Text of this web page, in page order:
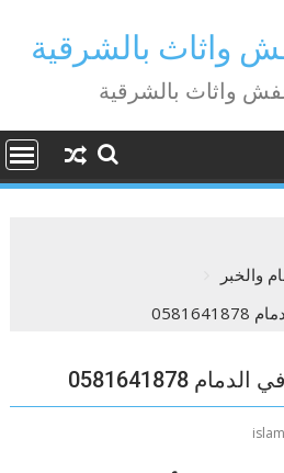
واثاث بالشرقية
واثاث بالشرقية
والخبر
0581641878